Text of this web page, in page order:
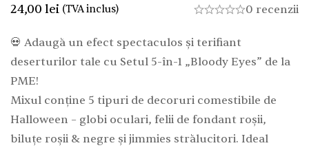
24,00 lei (TVA inclus) 0 recenzii
💀 Adaugă un efect spectaculos și terifiant
deserturilor tale cu Setul 5-în-1 „Bloody Eyes” de la
PME!
Mixul conține 5 tipuri de decoruri comestibile de
Halloween – globi oculari, felii de fondant roșii,
biluțe roșii & negre și jimmies strălucitori. Ideal